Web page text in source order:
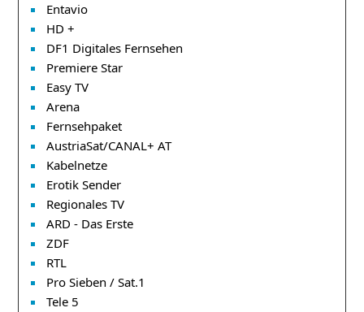
Entavio
HD +
DF1 Digitales Fernsehen
Premiere Star
Easy TV
Arena
Fernsehpaket
AustriaSat/CANAL+ AT
Kabelnetze
Erotik Sender
Regionales TV
ARD - Das Erste
ZDF
RTL
Pro Sieben / Sat.1
Tele 5